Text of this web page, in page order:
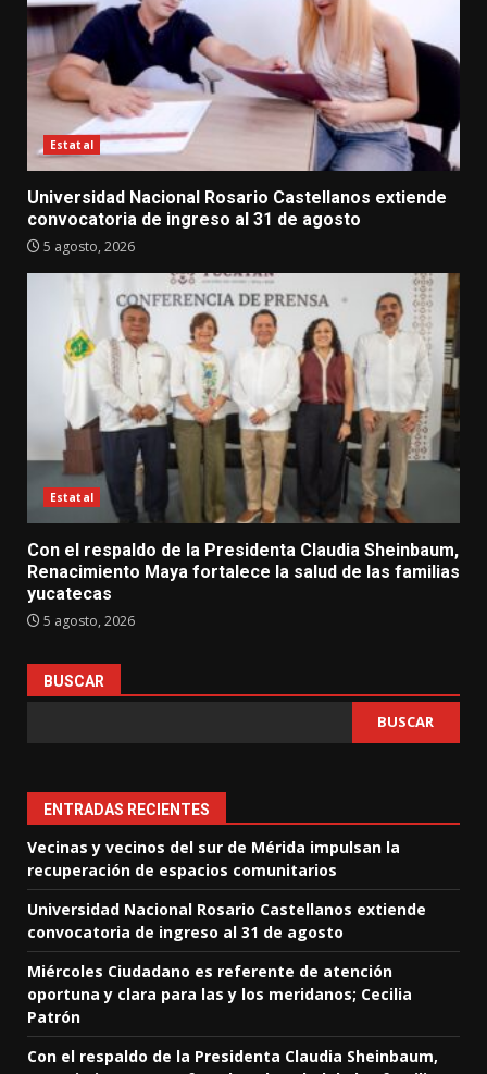
Estatal
Universidad Nacional Rosario Castellanos extiende
convocatoria de ingreso al 31 de agosto
5 agosto, 2026
Estatal
Con el respaldo de la Presidenta Claudia Sheinbaum,
Renacimiento Maya fortalece la salud de las familias
yucatecas
5 agosto, 2026
BUSCAR
BUSCAR
ENTRADAS RECIENTES
Vecinas y vecinos del sur de Mérida impulsan la
recuperación de espacios comunitarios
Universidad Nacional Rosario Castellanos extiende
convocatoria de ingreso al 31 de agosto
Miércoles Ciudadano es referente de atención
oportuna y clara para las y los meridanos; Cecilia
Patrón
Con el respaldo de la Presidenta Claudia Sheinbaum,